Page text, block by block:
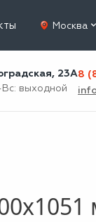
Москва
23А
выходной
8